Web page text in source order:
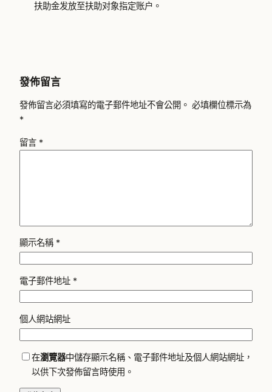
扶助金发放至扶助对象指定账户。
發佈留言
發佈留言必須填寫的電子郵件地址不會公開。 必填欄位標示為
*
留言 *
顯示名稱 *
電子郵件地址 *
個人網站網址
在瀏覽器中儲存顯示名稱、電子郵件地址及個人網站網址，
以供下次發佈留言時使用。